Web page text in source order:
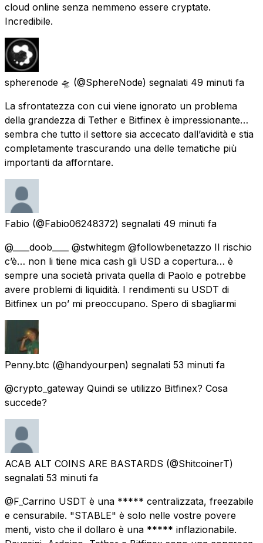
cloud online senza nemmeno essere cryptate.
Incredibile.
spherenode 🛸 (@SphereNode) segnalati 49 minuti fa
La sfrontatezza con cui viene ignorato un problema
della grandezza di Tether e Bitfinex è impressionante…
sembra che tutto il settore sia accecato dall’avidità e stia
completamente trascurando una delle tematiche più
importanti da afforntare.
Fabio (@Fabio06248372) segnalati 49 minuti fa
@____doob____ @stwhitegm @followbenetazzo Il rischio
c’è… non li tiene mica cash gli USD a copertura… è
sempre una società privata quella di Paolo e potrebbe
avere problemi di liquidità. I rendimenti su USDT di
Bitfinex un po’ mi preoccupano. Spero di sbagliarmi
Penny.btc (@handyourpen) segnalati 53 minuti fa
@crypto_gateway Quindi se utilizzo Bitfinex? Cosa
succede?
ACAB ALT COINS ARE BASTARDS (@ShitcoinerT)
segnalati 53 minuti fa
@F_Carrino USDT è una ***** centralizzata, freezabile
e censurabile. "STABLE" è solo nelle vostre povere
menti, visto che il dollaro è una ***** inflazionabile.